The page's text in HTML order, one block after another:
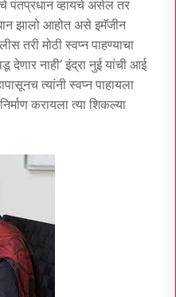
पंतप्रधान व्हायचे असेल तर
झालो आहोत असे इमॅजीन
तरी मोठी स्वप्न पाहण्याचा
देणार नाही’ इंद्रा नुई यांची आई
त्यांनी स्वप्न पाहायला
करायला त्या शिकल्या